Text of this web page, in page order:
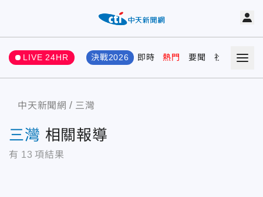
LIVE 24HR 決戰2026 即時 熱門 要聞 社會 娛樂
中天新聞網 三灣
三灣 相關報導
有 13 項結果